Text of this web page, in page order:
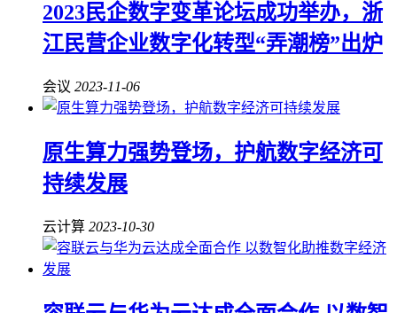
2023民企数字变革论坛成功举办，浙
江民营企业数字化转型“弄潮榜”出炉
会议 2023-11-06
原生算力强势登场，护航数字经济可
持续发展
云计算 2023-10-30